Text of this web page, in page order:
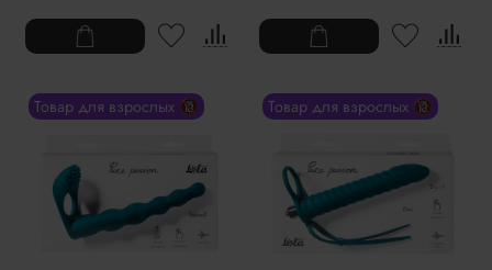
Товар для взрослых 🔞 Товар для взрослых 🔞